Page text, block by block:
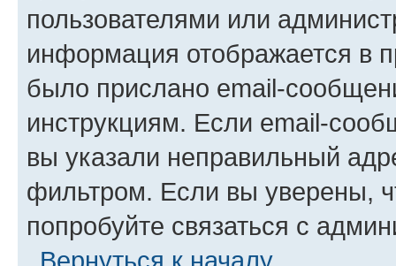
пользователями или
информация отображается в
было прислано email-
инструкциям. Если email-
вы указали неправильный
фильтром. Если вы уверены,
попробуйте связаться с
Вернуться к началу